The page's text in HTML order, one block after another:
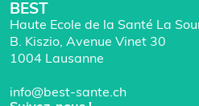
BEST
Haute Ecole de la Santé La
B. Kiszio, Avenue Vinet 30
1004 Lausanne
info@best-sante.ch